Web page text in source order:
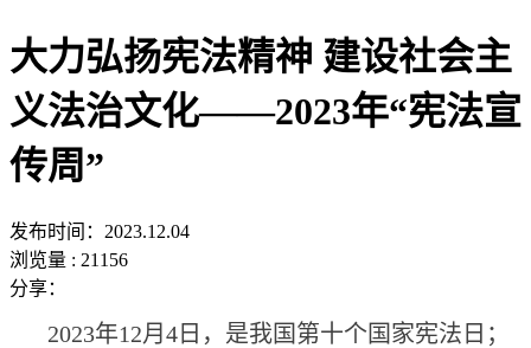
大力弘扬宪法精神 建设社会主
义法治文化——2023年“宪法宣
传周”
发布时间：2023.12.04
浏览量 : 21156
分享：
2023年12月 4 日，是我国第十个国家宪法日；